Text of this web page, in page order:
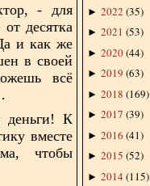
- для
десятка
и как же
в своей
всё
К
вместе
чтобы
► 2022 (35)
► 2021 (53)
► 2020(44)
► 2019 (63)
► 2018 (169)
► 2017 (39)
► 2016 (41)
► 2015 (52)
► 2014 (115)